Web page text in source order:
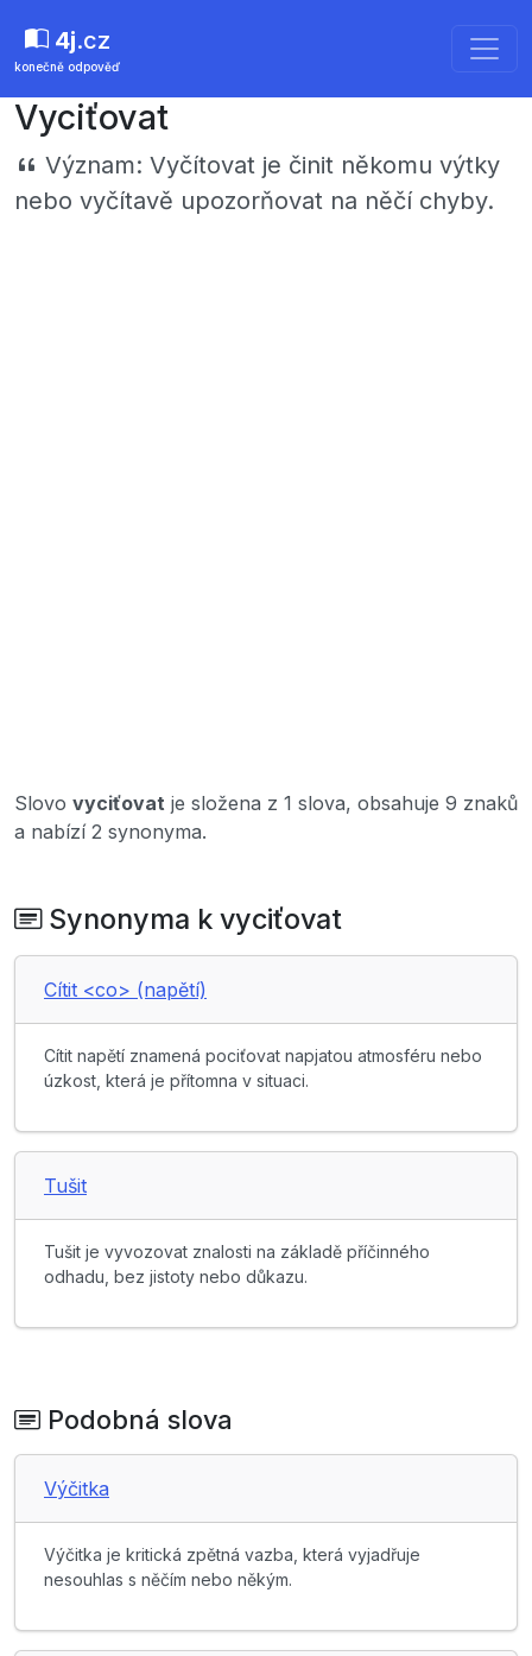
4j.cz
konečně odpověď
Vyciťovat
Význam: Vyčítovat je činit někomu výtky
nebo vyčítavě upozorňovat na něčí chyby.
Slovo vyciťovat je složena z 1 slova, obsahuje 9 znaků
a nabízí 2 synonyma.
Synonyma k vyciťovat
Cítit <co> (napětí)
Cítit napětí znamená pociťovat napjatou atmosféru nebo
úzkost, která je přítomna v situaci.
Tušit
Tušit je vyvozovat znalosti na základě příčinného
odhadu, bez jistoty nebo důkazu.
Podobná slova
Výčitka
Výčitka je kritická zpětná vazba, která vyjadřuje
nesouhlas s něčím nebo někým.